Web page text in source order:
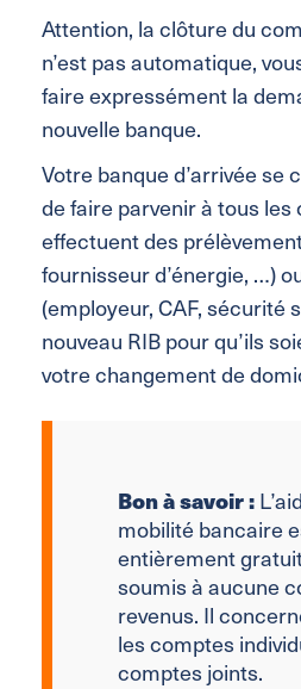
Attention, la clôture du
n’est pas automatique,
faire expressément la
nouvelle banque.
Votre banque d’arrivée se
de faire parvenir à tous les
effectuent des
fournisseur d’énergie, …)
(employeur, CAF, sécurité
nouveau RIB pour qu’ils
votre changement de
Bon à savoir :
mobilité bancaire
entièrement
soumis à aucune
revenus. Il
les comptes
comptes joints.